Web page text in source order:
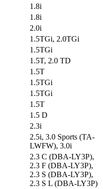
1.8i
1.8i
2.0i
1.5TGi, 2.0TGi
1.5TGi
1.5T, 2.0 TD
1.5T
1.5TGi
1.5TGi
1.5T
1.5 D
2.3i
2.5i, 3.0 Sports (TA-
LWFW), 3.0i
2.3 C (DBA-LY3P),
2.3 F (DBA-LY3P),
2.3 S (DBA-LY3P),
2.3 S L (DBA-LY3P)